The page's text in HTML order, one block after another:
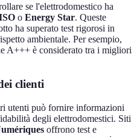
se l'elettrodomestico ha
o Energy Star. Queste
ha superato test rigorosi in
ambientale. Per esempio,
A+++ è considerato tra i migliori
clienti
utenti può fornire informazioni
degli elettrodomestici. Siti
offrono test e